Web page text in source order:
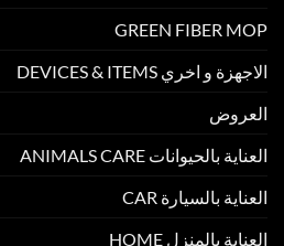
GREEN FIBER MOP
الاجهزة و اخري DEVICES & ITEMS
العروض
العناية بالحيوانات ANIMALS CARE
العناية بالسيارة CAR
العناية بالمنزل HOME